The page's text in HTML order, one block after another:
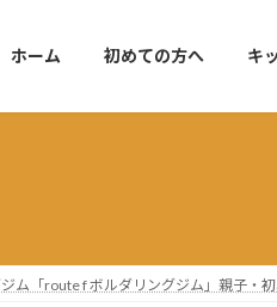
ホーム 初めての方へ キ
ム「route f ボルダリングジム」親子・